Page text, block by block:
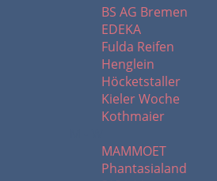
BS AG Bremen
EDEKA
Fulda Reifen
Henglein
Höcketstaller
Kieler Woche
Kothmaier
MAMMOET
Phantasialand